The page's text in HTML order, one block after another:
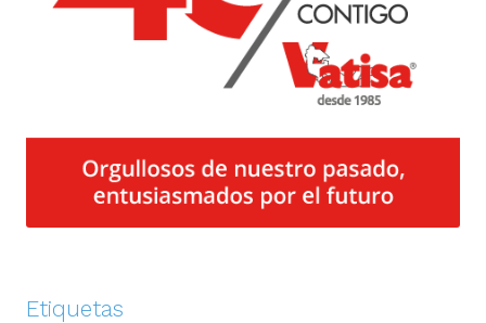
Etiquetas